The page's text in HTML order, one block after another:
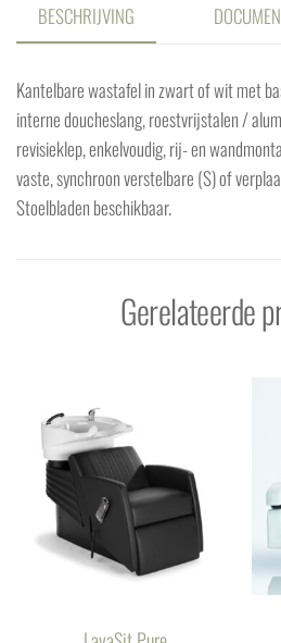
BESCHRIJVING
Kantelbare wastafel in zwart of wit met
interne doucheslang, roestvrijstalen /
revisieklep, enkelvoudig, rij- en
vaste, synchroon verstelbare (S) of
Stoelbladen beschikbaar.
Gerelateerde